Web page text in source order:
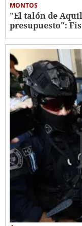
MONTOS
"El talón de
presupuesto":